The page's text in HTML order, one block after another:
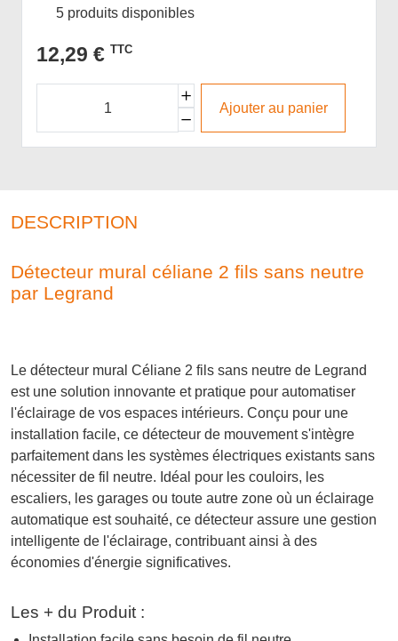
5 produits disponibles
12,29 € TTC
Ajouter au panier
DESCRIPTION
Détecteur mural céliane 2 fils sans neutre
par Legrand
Le détecteur mural Céliane 2 fils sans neutre de Legrand
est une solution innovante et pratique pour automatiser
l'éclairage de vos espaces intérieurs. Conçu pour une
installation facile, ce détecteur de mouvement s'intègre
parfaitement dans les systèmes électriques existants sans
nécessiter de fil neutre. Idéal pour les couloirs, les
escaliers, les garages ou toute autre zone où un éclairage
automatique est souhaité, ce détecteur assure une gestion
intelligente de l'éclairage, contribuant ainsi à des
économies d'énergie significatives.
Les + du Produit :